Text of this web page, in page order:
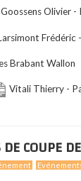
Goossens Olivier
Frédéric
Brabant Wallon
Vitali Thierry -
COUPE